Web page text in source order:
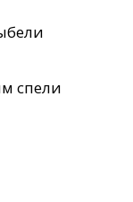
спели